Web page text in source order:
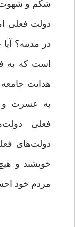
شکم و شهوت
دولت فعلی
در مدینه؟
است که به
هدایت
به عسرت و
فعلی
دولت‌های
خویشند و
مردم خود